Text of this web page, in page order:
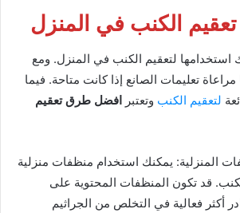
الكنب في المنزل
لتعقيم الكنب في المنزل. ومع
تعليمات الصانع إذا كانت متاحة. فيما
لتعقيم الكنب وتعتبر افضل طرق تعقيم
المنزلية: يمكنك استخدام منظفات منزلية
قد تكون المنظفات المحتوية على
أكثر فعالية في التخلص من الجراثيم